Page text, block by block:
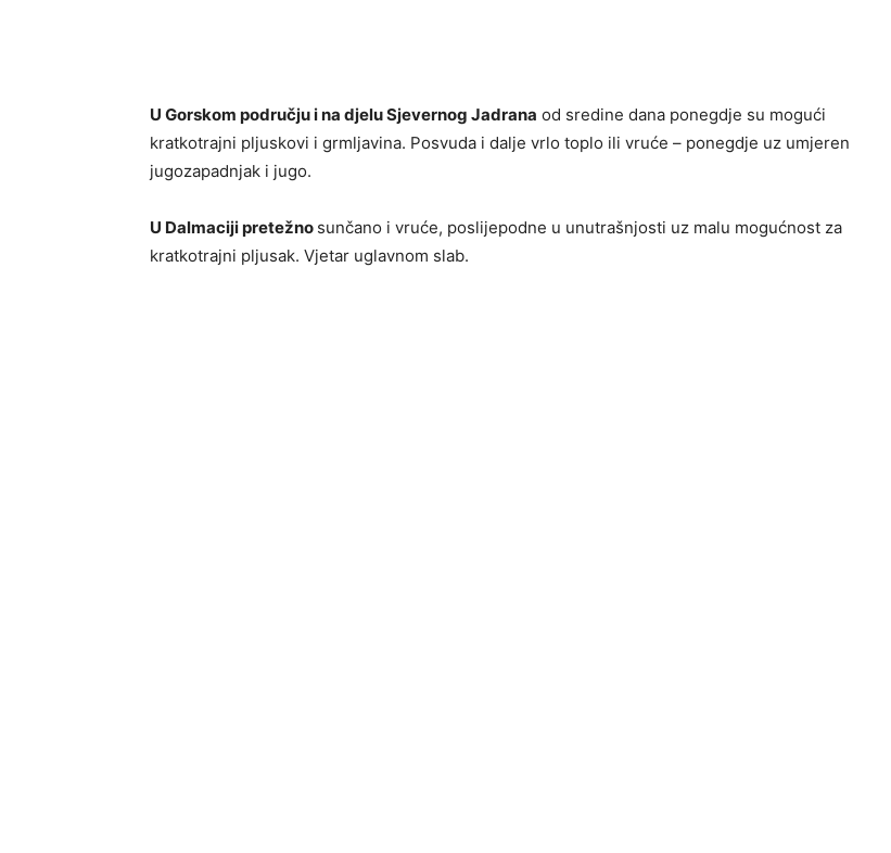
U Gorskom području i na djelu Sjevernog Jadrana od sredine dana ponegdje su mogući
kratkotrajni pljuskovi i grmljavina. Posvuda i dalje vrlo toplo ili vruće – ponegdje uz umjeren
jugozapadnjak i jugo.
U Dalmaciji pretežno sunčano i vruće, poslijepodne u unutrašnjosti uz malu mogućnost za
kratkotrajni pljusak. Vjetar uglavnom slab.